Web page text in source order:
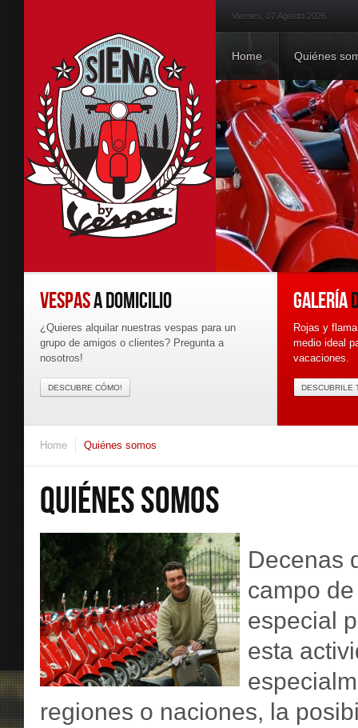
Viernes, 07 Agosto 2026
Home Quiénes
VESPASA DOMICILIO
¿Quieres alquilar nuestras vespas para un
grupo de amigos o clientes? Pregunta a
nosotros!
DESCUBRE CÓMO!
GALERÍA
Rojas y
medio ideal
vacaciones.
DESCUBRILE
Home Quiénes somos
QUIÉNES SOMOS
Decenas
campo
especial
esta
regiones o naciones, la